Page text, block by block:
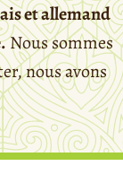
et allemand
Nous sommes
nous avons